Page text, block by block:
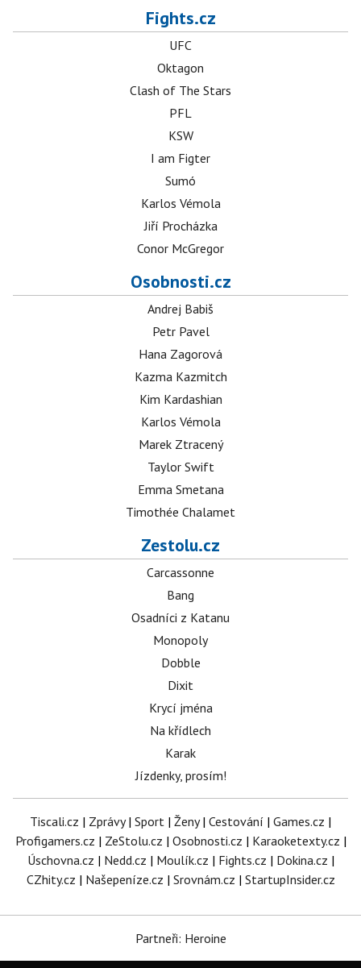
Fights.cz
UFC
Oktagon
Clash of The Stars
PFL
KSW
I am Figter
Sumó
Karlos Vémola
Jiří Procházka
Conor McGregor
Osobnosti.cz
Andrej Babiš
Petr Pavel
Hana Zagorová
Kazma Kazmitch
Kim Kardashian
Karlos Vémola
Marek Ztracený
Taylor Swift
Emma Smetana
Timothée Chalamet
Zestolu.cz
Carcassonne
Bang
Osadníci z Katanu
Monopoly
Dobble
Dixit
Krycí jména
Na křídlech
Karak
Jízdenky, prosím!
Tiscali.cz | Zprávy| Sport | Ženy| Cestování | Games.cz |
Profigamers.cz | ZeStolu.cz | Osobnosti.cz | Karaoketexty.cz |
Úschovna.cz | Nedd.cz | Moulík.cz | Fights.cz | Dokina.cz |
CZhity.cz | Našepeníze.cz | Srovnám.cz | StartupInsider.cz
Partneři: Heroine